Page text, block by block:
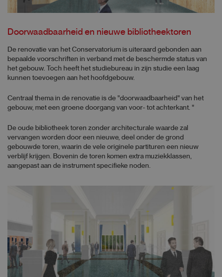
Doorwaadbaarheid en nieuwe bibliotheektoren
De renovatie van het Conservatorium is uiteraard gebonden aan
bepaalde voorschriften in verband met de beschermde status van
het gebouw. Toch heeft het studiebureau in zijn studie een laag
kunnen toevoegen aan het hoofdgebouw.
Centraal thema in de renovatie is de "doorwaadbaarheid" van het
gebouw, met een groene doorgang van voor- tot achterkant. "
De oude bibliotheek toren zonder architecturale waarde zal
vervangen worden door een nieuwe, deel onder de grond
gebouwde toren, waarin de vele originele partituren een nieuw
verblijf krijgen. Bovenin de toren komen extra muziekklassen,
aangepast aan de instrument specifieke noden.